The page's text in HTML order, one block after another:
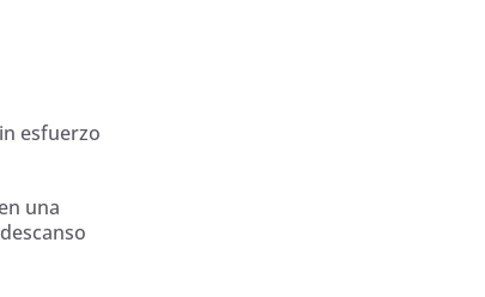
esfuerzo
una